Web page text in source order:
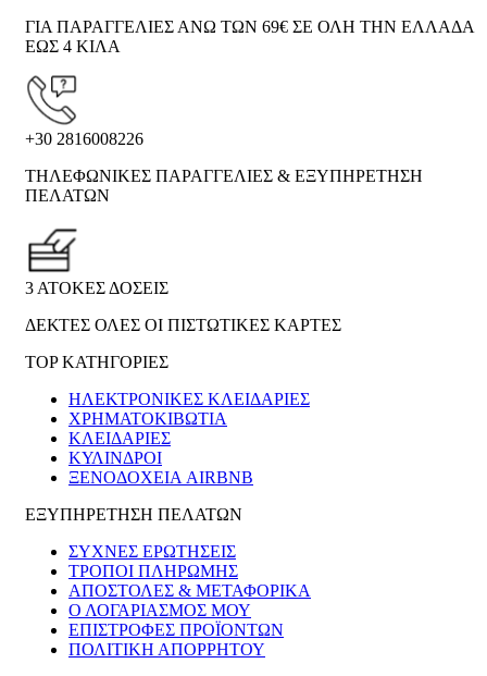
ΓΙΑ ΠΑΡΑΓΓΕΛΙΕΣ ΑΝΩ ΤΩΝ 69€ ΣΕ ΟΛΗ ΤΗΝ ΕΛΛΑΔΑ
ΕΩΣ 4 ΚΙΛΑ
+30 2816008226
ΤΗΛΕΦΩΝΙΚΕΣ ΠΑΡΑΓΓΕΛΙΕΣ & ΕΞΥΠΗΡΕΤΗΣΗ
ΠΕΛΑΤΩΝ
3 ΑΤΟΚΕΣ ΔΟΣΕΙΣ
ΔΕΚΤΕΣ ΟΛΕΣ ΟΙ ΠΙΣΤΩΤΙΚΕΣ ΚΑΡΤΕΣ
TOP ΚΑΤΗΓΟΡΙΕΣ
ΗΛΕΚΤΡΟΝΙΚΈΣ ΚΛΕΙΔΑΡΙΈΣ
ΧΡΗΜΑΤΟΚΙΒΏΤΙΑ
ΚΛΕΙΔΑΡΙΈΣ
ΚΎΛΙΝΔΡΟΙ
ΞΕΝΟΔΟΧΕΊΑ AIRBNB
ΕΞΥΠΗΡΕΤΗΣΗ ΠΕΛΑΤΩΝ
ΣΥΧΝΕΣ ΕΡΩΤΗΣΕΙΣ
ΤΡΟΠΟΙ ΠΛΗΡΩΜΗΣ
ΑΠΟΣΤΟΛΕΣ & ΜΕΤΑΦΟΡΙΚΑ
Ο ΛΟΓΑΡΙΑΣΜΟΣ ΜΟΥ
ΕΠΙΣΤΡΟΦΕΣ ΠΡΟΪΟΝΤΩΝ
ΠΟΛΙΤΙΚΗ ΑΠΟΡΡΗΤΟΥ